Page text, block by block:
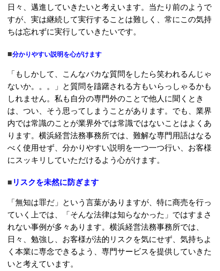
日々、邁進していきたいと考えいます。当たり前のようで
すが、実は継続して実行することは難しく、常にこの気持
ちは忘れずに実行していきたいです。
■分かりやすい説明を心がけます
「もしかして、こんなバカな質問をしたら笑われるんじゃ
ないか。。。」と質問を躊躇される方もいらっしゃるかも
しれません。私も自分の専門外のことで他人に聞くとき
は、つい、そう思ってしまうことがあります。でも、業界
内では常識のことが業界外では常識ではないことはよくあ
ります。横浜経営法務事務所では、難解な専門用語はなる
べく使用せず、分かりやすい説明を一つ一つ行い、お客様
にスッキリしていただけるよう心がけます。
■ リスクを未然に防ぎます
「無知は罪だ」という言葉がありますが、特に商売を行っ
ていく上では、「そんな法律は知らなかった」ではすまさ
れない事例が多々あります。横浜経営法務事務所では、
日々、勉強し、お客様が法的リスクを気にせず、気持ちよ
く本業に専念できるよう、専門サービスを提供していきた
いと考えています。